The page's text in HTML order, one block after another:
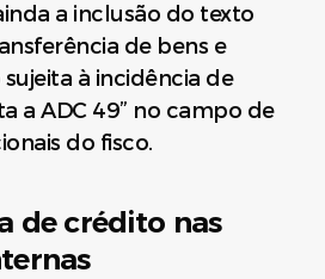
a inclusão do texto
de bens e
à incidência de
a ADC 49” no campo de
do fisco.
de crédito nas